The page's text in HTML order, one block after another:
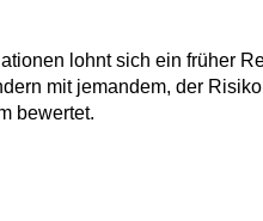
lohnt sich ein früher
mit jemandem, der
bewertet.